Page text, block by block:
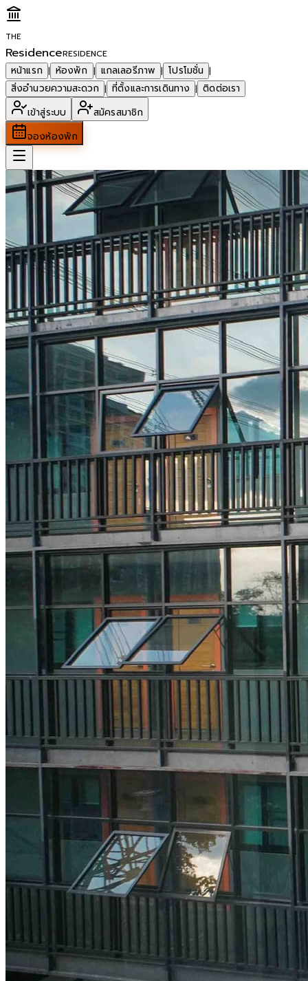
THE
ResidenceRESIDENCE
หน้าแรก | ห้องพัก | แกลเลอรีภาพ | โปรโมชั่น |
สิ่งอำนวยความสะดวก | ที่ตั้งและการเดินทาง | ติดต่อเรา
เข้าสู่ระบบ
สมัครสมาชิก
จองห้องพัก